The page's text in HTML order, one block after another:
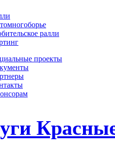
ралли
проекты